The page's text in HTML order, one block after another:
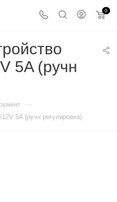
0
5A (ручн
—
5A (ручн регулировка)